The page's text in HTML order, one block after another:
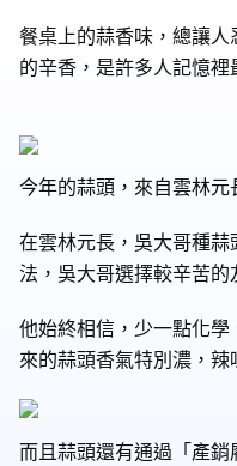
餐桌上的蒜香味，總讓
的辛香，是許多人記憶裡
今年的蒜頭，來自雲林元
在雲林元長，吳大哥種
法，吳大哥選擇較辛苦的
他始終相信，少一點化
來的蒜頭香氣特別濃，辣
而且蒜頭還有通過「產